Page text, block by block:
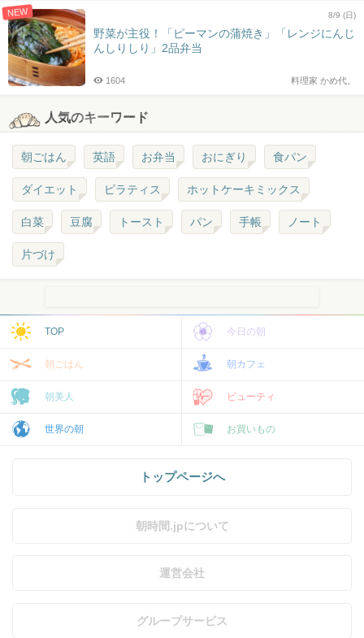
NEW 8/9 (日)
野菜が主役！「ピーマンの蒲焼き」「レンジにんじ
んしりしり」2品弁当
料理家 かめ代。
1604
人気のキーワード
朝ごはん 英語 お弁当 おにぎり 食パン
ダイエット ピラティス ホットケーキミックス
白菜 豆腐 トースト パン 手帳 ノート
片づけ
TOP 今日の朝
朝ごはん 朝カフェ
朝美人 ビューティ
世界の朝 お買いもの
トップページへ
朝時間.jpについて
運営会社
グループサービス